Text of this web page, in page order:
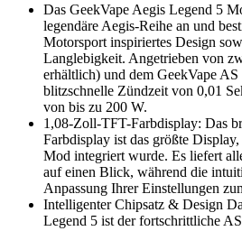
Das GeekVape Aegis Legend 5
legendäre Aegis-Reihe an und
Motorsport inspiriertes Design
Langlebigkeit. Angetrieben von
erhältlich) und dem GeekVape
blitzschnelle Zündzeit von 0,01
von bis zu 200 W.
1,08-Zoll-TFT-Farbdisplay: Das
Farbdisplay ist das größte
Mod integriert wurde. Es liefert
auf einen Blick, während die
Anpassung Ihrer Einstellungen
Intelligenter Chipsatz & Design
Legend 5 ist der fortschrittliche